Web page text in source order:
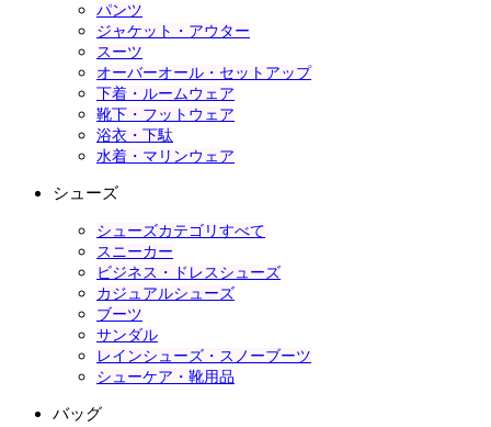
パンツ
ジャケット・アウター
スーツ
オーバーオール・セットアップ
下着・ルームウェア
靴下・フットウェア
浴衣・下駄
水着・マリンウェア
シューズ
シューズカテゴリすべて
スニーカー
ビジネス・ドレスシューズ
カジュアルシューズ
ブーツ
サンダル
レインシューズ・スノーブーツ
シューケア・靴用品
バッグ